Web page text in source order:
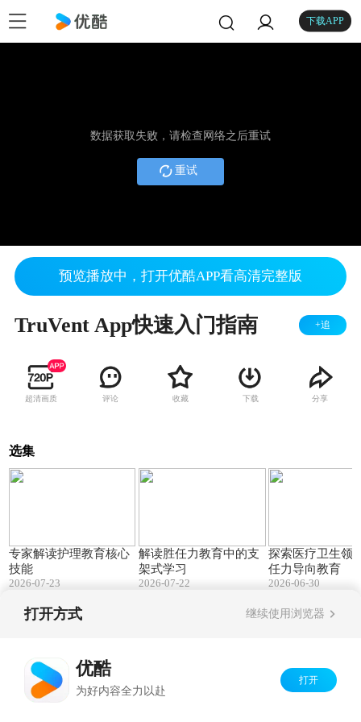
下载APP
数据获取失败，请检查网络之后重试
重试
预览播放中，打开优酷APP看高清完整版
TruVent App快速入门指南 +追
超清画质 评论 收藏 下载 分享
选集
专家解读护理教育核心
技能
2026-07-23
解读胜任力教育中的支
架式学习
2026-07-22
探索医疗卫生领
任力导向教育
2026-06-30
打开方式 继续使用浏览器
优酷
为好内容全力以赴
打开